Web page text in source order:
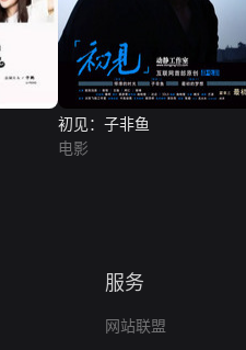
初见：子非鱼
电影
服务
网站联盟